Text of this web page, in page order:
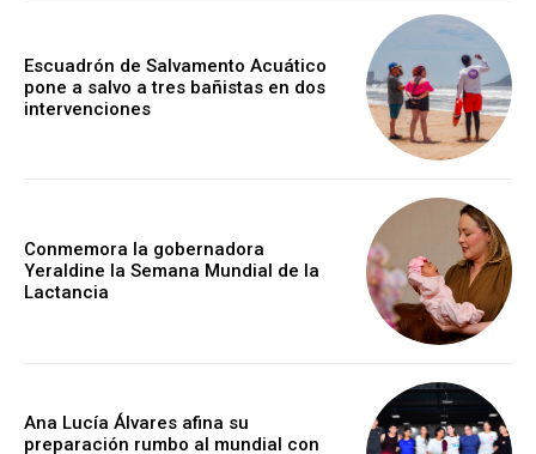
Escuadrón de Salvamento Acuático
pone a salvo a tres bañistas en dos
intervenciones
Conmemora la gobernadora
Yeraldine la Semana Mundial de la
Lactancia
Ana Lucía Álvares afina su
preparación rumbo al mundial con